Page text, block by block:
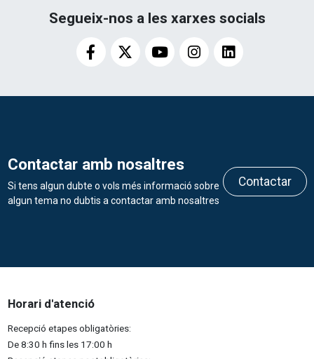
Segueix-nos a les xarxes socials
Contactar amb nosaltres
Si tens algun dubte o vols més informació sobre
algun tema no dubtis a contactar amb nosaltres
Contactar
Horari d'atenció
Recepció etapes obligatòries:
De 8:30 h fins les 17:00 h